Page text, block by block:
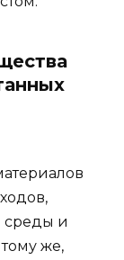
среды и
же,